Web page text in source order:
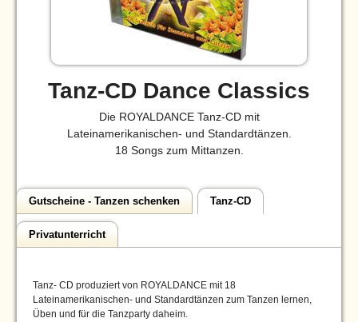
Tanz-CD Dance Classics
Die ROYALDANCE Tanz-CD mit
Lateinamerikanischen- und Standardtänzen.
18 Songs zum Mittanzen.
Gutscheine - Tanzen schenken Tanz-CD
Privatunterricht
Tanz- CD produziert von ROYALDANCE mit 18
Lateinamerikanischen- und Standardtänzen zum Tanzen lernen,
Üben und für die Tanzparty daheim.